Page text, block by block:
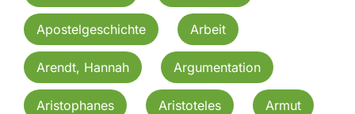
Apostelgeschichte Arbeit
Arendt, Hannah Argumentation
Aristophanes Aristoteles Armut